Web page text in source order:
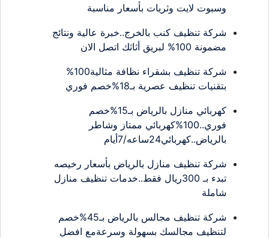
وسبوت لايت وثريات بأسعار مناسبة
شركة تنظيف كنب بالخرج..خبرة عالية ونتائج
مضمونة 100% لبريق أثاثك اتصل الان
شركة تنظيف بشقراء نظافة مثالية100%
بتقنيات تنظيف عصرية بـ18%خصم فوري
كهربائي منازل بالرياض بـ15%خصم
فوري..100%كهربائي ممتاز وشاطر
بالرياض..كهربائي24ساعه/7أيام
شركة تنظيف منازل بالرياض بأسعار رخيصه
تبدء بـ 300ريال فقط..خدمات تنظيف منازل
شاملة
شركة تنظيف مجالس بالرياض بـ45%خصم
لتنظيف مجالسك بسهولة وسرعةمع افضل